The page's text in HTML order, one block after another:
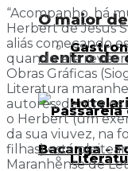
O maior
dentro de
“Acompanho, há
Herbert de Jesus
aliás começando
quando ele
Obras Gráficas
Literatura
autores, dentre os
o Herbert (um
da sua viuvez, na
filhas) está
Maranhense de